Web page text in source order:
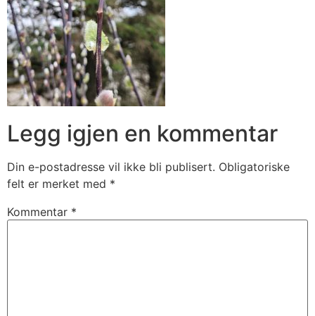
Legg igjen en kommentar
Din e-postadresse vil ikke bli publisert. Obligatoriske
felt er merket med *
Kommentar *